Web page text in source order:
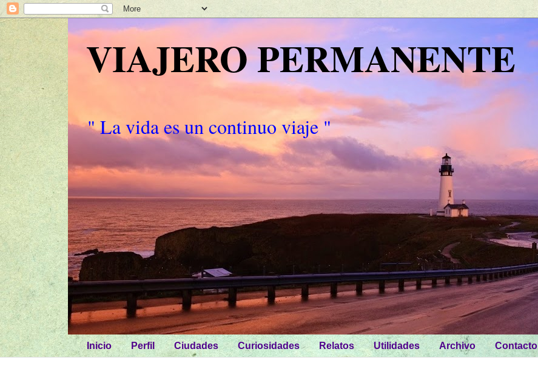
VIAJERO PERMANENTE
" La vida es un continuo viaje "
Inicio Perfil Ciudades Curiosidades Relatos Utilidades Archivo Contacto